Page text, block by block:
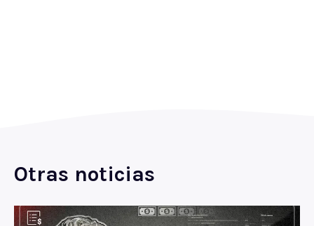
Otras noticias